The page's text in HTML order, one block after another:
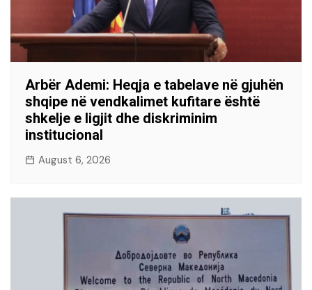
Arbër Ademi: Heqja e tabelave në gjuhën
shqipe në vendkalimet kufitare është
shkelje e ligjit dhe diskriminim
institucional
August 6, 2026